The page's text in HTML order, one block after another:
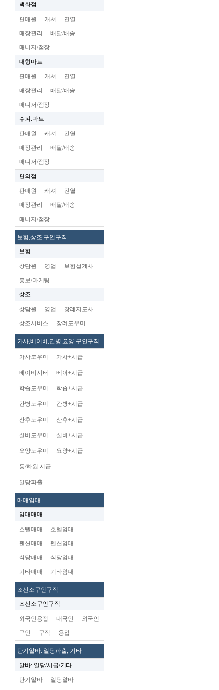
백화점
편매원 캐셔 진열
매장관리 배달/배송
매니저/점장
대형마트
판매원 캐셔 진열
매장관리 배달/배송
매니저/점장
슈펴.마트
판매원 캐셔 진열
매장관리 배달/배송
매니저/점장
편의점
판매원 캐셔 진열
매장관리 배달/배송
매니저/점장
보험,상조 구인구직
보험
상담원 영업 보험설계사
홍보/마케팅
상조
상담원 영업 장례지도사
상조서비스 장례도우미
가사,베이비,간병,요양 구인구직
가사도우미 가사+시급
베이비시터 베이+시급
학습도우미 학습+시급
간병도우미 간병+시급
산후도우미 산후+시급
실버도우미 실버+시급
요양도우미 요양+시급
등/하원 시급
일당파출
매매임대
임대매매
호텔매매 호텔임대
펜션매매 펜션임대
식당매매 식당임대
기타매매 기타임대
조선소구인구직
조선소구인구직
외국인용접 내국인 외국인
구인 구직 용접
단기알바. 일당파출, 기타
알바: 일당/시급/기타
단기알바 일당알바